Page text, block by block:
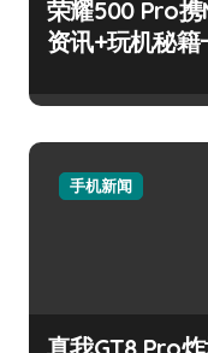
荣耀500 Pro携
资讯+玩机秘籍
手机新闻